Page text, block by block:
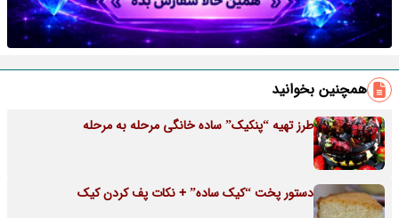
همچنین بخوانید
طرز تهیه “پنکیک” ساده خانگی مرحله به مرحله
دستور پخت “کیک ساده” + نکات پف کردن کیک